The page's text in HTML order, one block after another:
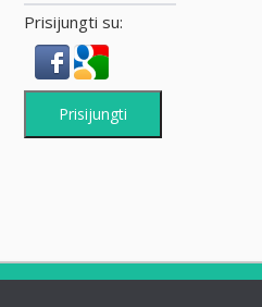
Prisijungti su:
Prisijungti